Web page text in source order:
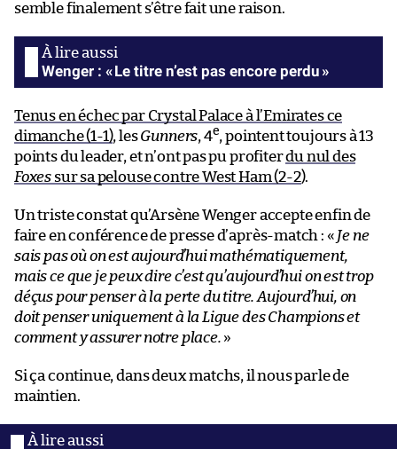
semble finalement s’être fait une raison.
Wenger : « Le titre n’est pas encore perdu »
Tenus en échec par Crystal Palace à l’Emirates ce
dimanche (1-1), lesGunners, 4e, pointent toujours à 13
points du leader, et n’ont pas pu profiterdu nul des
Foxes sur sa pelouse contre West Ham (2-2).
Un triste constat qu’Arsène Wenger accepte enfin de
faire en conférence de presse d’après-match : « Je ne
sais pas où on est aujourd’hui mathématiquement,
mais ce que je peux dire c’est qu’aujourd’hui on est trop
déçus pour penser à la perte du titre. Aujourd’hui, on
doit penser uniquement à la Ligue des Champions et
comment y assurer notre place. »
Si ça continue, dans deux matchs, il nous parle de
maintien.